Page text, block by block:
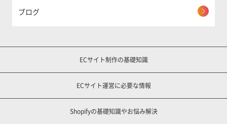
ブログ
ECサイト制作の基礎知識
ECサイト運営に必要な情報
Shopifyの基礎知識やお悩み解決